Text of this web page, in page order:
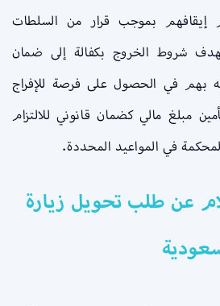
إيقافهم بموجب قرار من السلطات
تهدف شروط الخروج بكفالة إلى ضمان
بهم في الحصول على فرصة للإفراج
مبلغ مالي كضمان قانوني للالتزام
في المواعيد المحددة.
عن طلب تحويل زيارة